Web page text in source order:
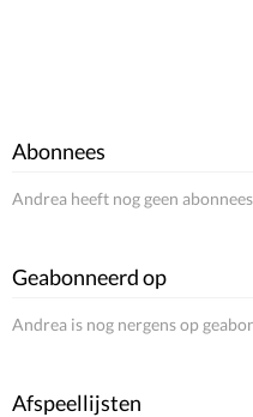
Abonnees
Andrea heeft nog geen
Geabonneerd op
Andrea is nog nergens op
Afspeellijsten